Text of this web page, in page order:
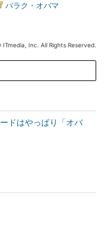
バラク・オバマ
Inc. All Rights Reserved.
ドはやっぱり「オバ